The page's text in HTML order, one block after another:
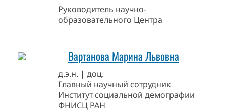
Руководитель научно-
образовательного Центра
Вартанова Марина Львовна
д.э.н. | доц.
Главный научный сотрудник
Институт социальной демографии
ФНИСЦ РАН